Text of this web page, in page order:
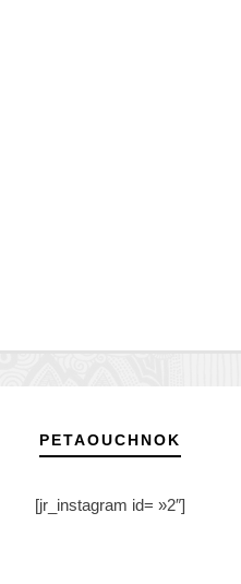
PETAOUCHNOK
[jr_instagram id= »2″]